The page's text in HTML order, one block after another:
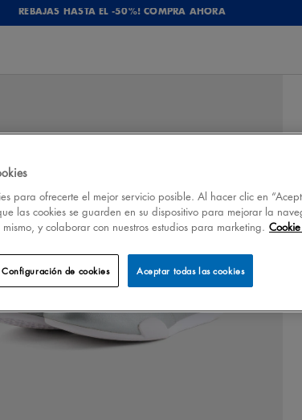
REBAJAS HASTA EL -50%! COMPRA AHORA
para ofrecerte el mejor servicio posible. Al hacer clic en
las cookies se guarden en su dispositivo para mejorar la
y colaborar con nuestros estudios para marketing.
Aceptar todas las cookies
Configuración de cookies